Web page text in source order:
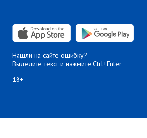
Нашли на сайте ошибку?
Выделите текст и нажмите Ctrl+Enter
18+